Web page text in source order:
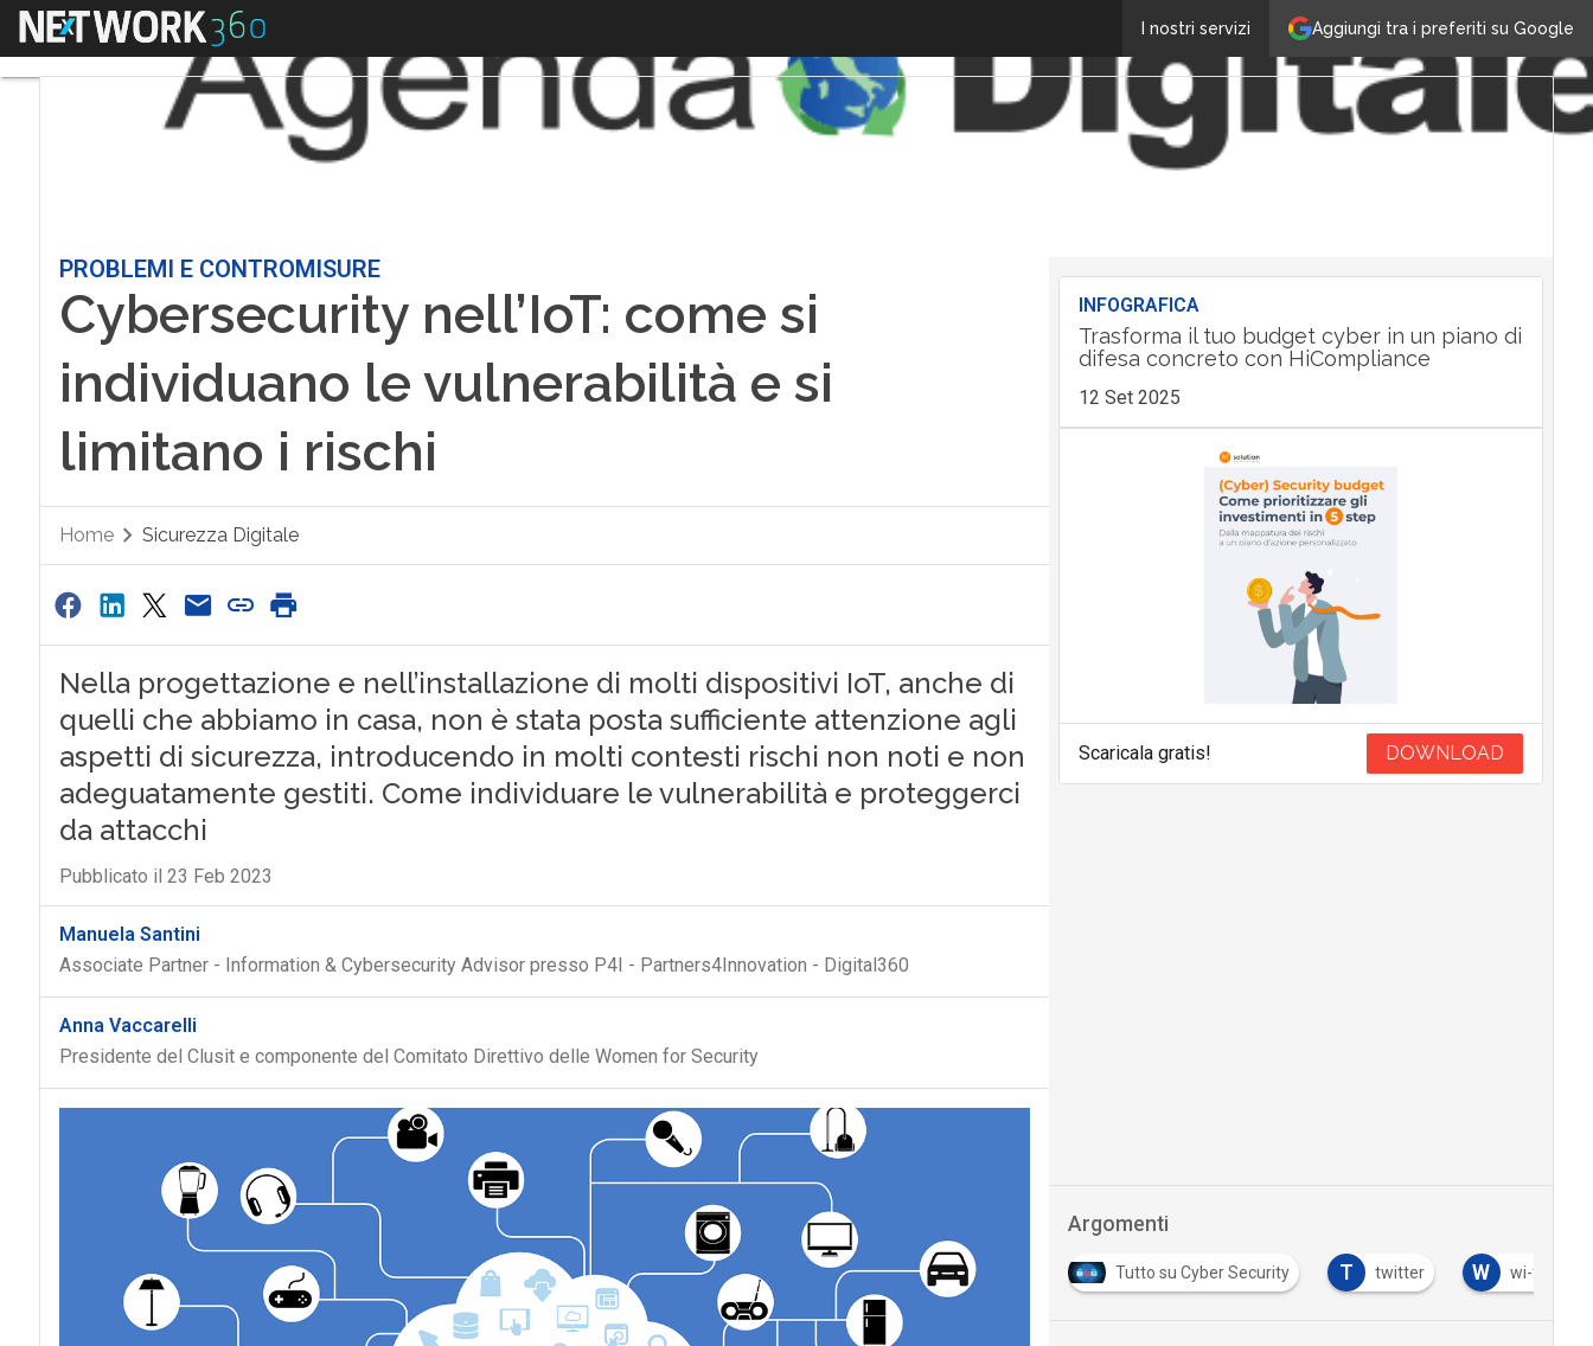
Aggiungi tra i preferiti su Google
I nostri servizi
Menu
PROBLEMI E CONTROMISURE
Cybersecurity nell’IoT: come si
individuano le vulnerabilità e si
limitano i rischi
Home Sicurezza Digitale
Nella progettazione e nell’installazione di molti dispositivi IoT, anche di
quelli che abbiamo in casa, non è stata posta sufficiente attenzione agli
aspetti di sicurezza, introducendo in molti contesti rischi non noti e non
adeguatamente gestiti. Come individuare le vulnerabilità e proteggerci
da attacchi
Pubblicato il 23 Feb 2023
Manuela Santini
Associate Partner - Information & Cybersecurity Advisor presso P4I - Partners4Innovation - Digital360
Anna Vaccarelli
Presidente del Clusit e componente del Comitato Direttivo delle Women for Security
INFOGRAFICA
Trasforma il tuo budget cyber in un piano di
difesa concreto con HiCompliance
12 Set 2025
Scaricala gratis! DOWNLOAD
Argomenti
I internet of things Tutto su Cyber Security T twitter W wi-fi